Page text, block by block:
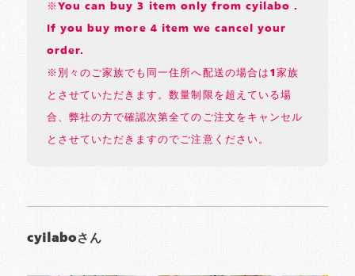
※You can buy 3 item only from cyilabo .
If you buy more 4 item we cancel your
order.
※別々のご家族でも同一住所へ配送の場合は1家族
とさせていただきます。数量制限を超えている場
合、弊社の方で確認次第全てのご注文をキャンセル
とさせていただきますのでご注意ください。
cyilaboさん